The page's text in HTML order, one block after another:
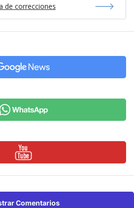
de correcciones
Comentarios